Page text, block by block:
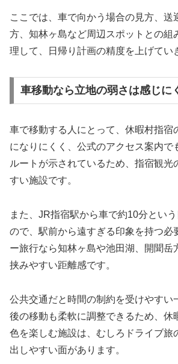
ここでは、車で向かう場合の見方、送
方、知林ヶ島など周辺スポットとの組
理して、日帰り計画の精度を上げてい
車移動なら立地の弱さは感じに
車で移動する人にとって、休暇村指宿
になりにくく、公式のアクセス案内で
ルートが示されているため、指宿観光
すい施設です。
また、JR指宿駅から車で約10分とい
ので、駅前から遠すぎる印象を持つ必
ー旅行なら知林ヶ島や池田湖、開聞岳
挟みやすい距離感です。
公共交通だと時間の制約を受けやすい
後の移動も柔軟に調整できるため、休
色を楽しむ施設は、むしろドライブ旅
出しやすい面があります。